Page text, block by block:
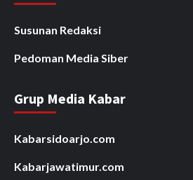
Susunan Redaksi
Pedoman Media Siber
Grup Media Kabar
Kabarsidoarjo.com
Kabarjawatimur.com